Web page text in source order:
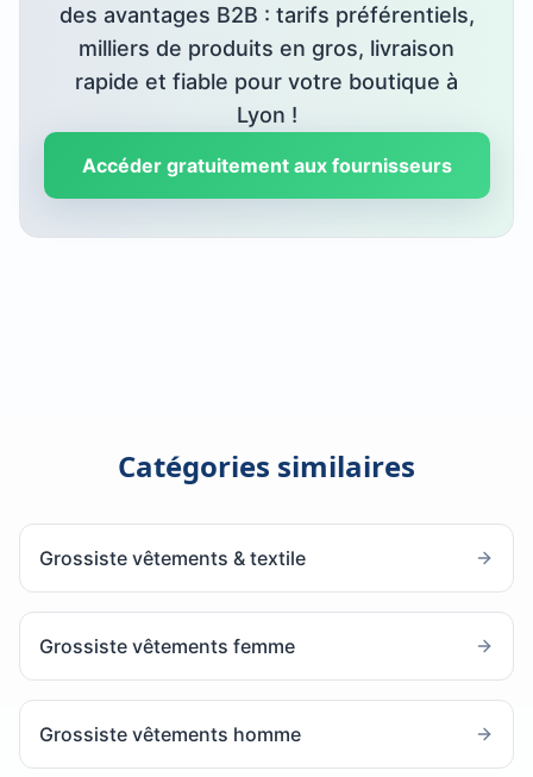
des avantages B2B : tarifs préférentiels,
milliers de produits en gros, livraison
rapide et fiable pour votre boutique à
Lyon !
Accéder gratuitement aux fournisseurs
Catégories similaires
Grossiste vêtements & textile
Grossiste vêtements femme
Grossiste vêtements homme